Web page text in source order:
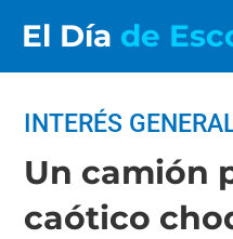
El Día de
INTERÉS
Un camión
caótico